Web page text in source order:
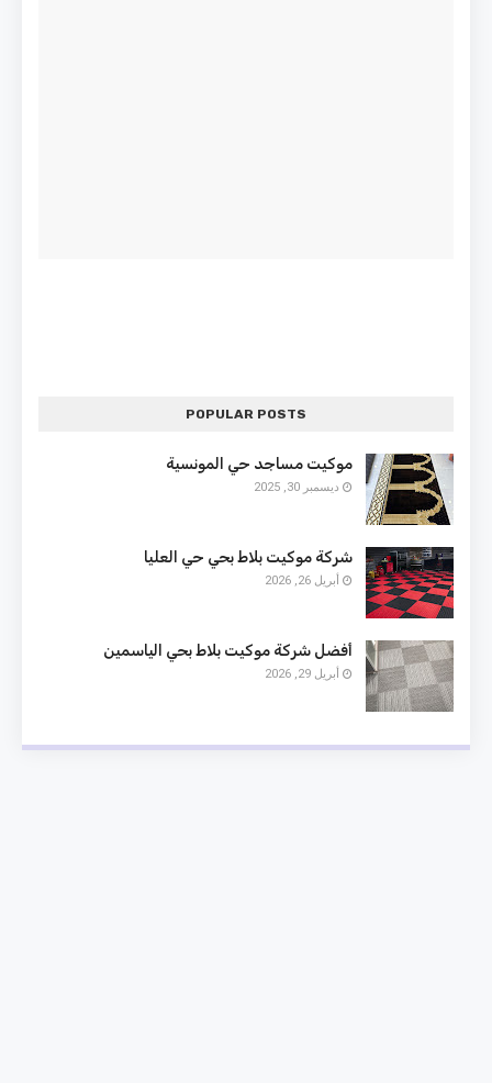
POPULAR POSTS
موكيت مساجد حي المونسية
ديسمبر 30, 2025
شركة موكيت بلاط بحي حي العليا
أبريل 26, 2026
أفضل شركة موكيت بلاط بحي الياسمين
أبريل 29, 2026